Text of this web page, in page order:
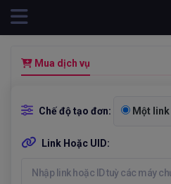
Mua dịch vụ
Chế độ tạo đơn: Một link
Link Hoặc UID: